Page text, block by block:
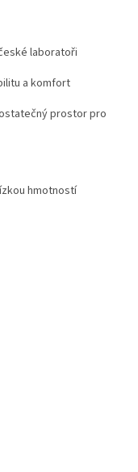
laboratoři
a komfort
prostor pro
hmotností